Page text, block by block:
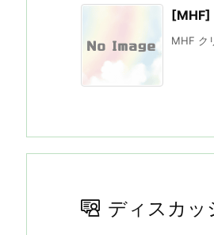
[MHF]
MHF ク
ディスカッ